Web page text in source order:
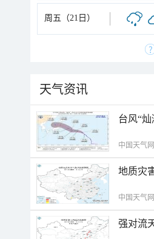
周五（21日）
天气资讯
台风“
中国天气
地质灾
中国天气
强对流